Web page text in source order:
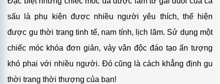
sấu là phụ kiện được nhiều người yêu thích, thể hiện
được gu thời trang tinh tế, nam tính, lịch lãm. Sử dụng một
chiếc móc khóa đơn giản, vảy vân độc đáo tạo ấn tượng
khó phai với nhiều người. Đó cũng là cách khẳng định gu
thời trang thời thượng của bạn!